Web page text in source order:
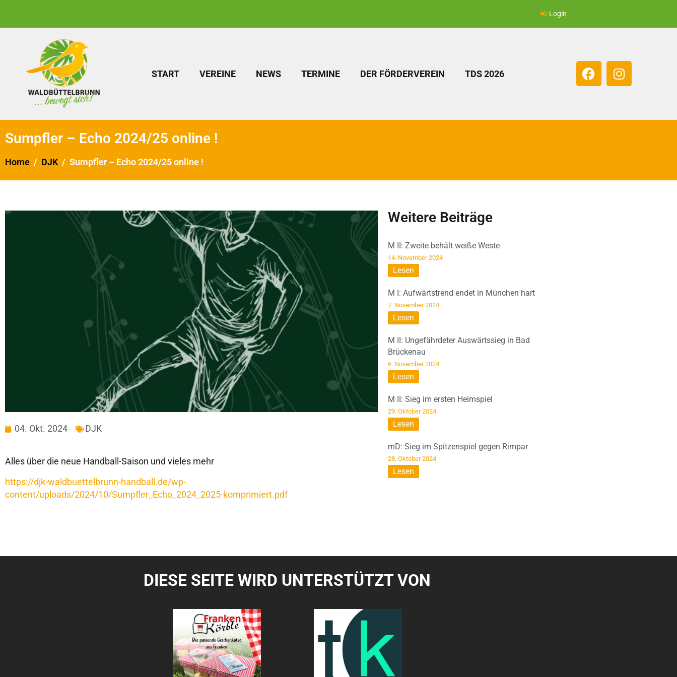
Login
START VEREINE NEWS TERMINE DER FÖRDERVEREIN TDS 2026
Sumpfler – Echo 2024/25 online !
Home DJK Sumpfler – Echo 2024/25 online !
04. Okt. 2024 DJK
Alles über die neue Handball-Saison und vieles mehr
https://djk-waldbuettelbrunn-handball.de/wp-
content/uploads/2024/10/Sumpfler_Echo_2024_2025-komprimiert.pdf
Weitere Beiträge
M II: Zweite behält weiße Weste
14. November 2024
Lesen
M I: Aufwärtstrend endet in München hart
7. November 2024
Lesen
M II: Ungefährdeter Auswärtssieg in Bad
Brückenau
6. November 2024
Lesen
M II: Sieg im ersten Heimspiel
29. Oktober 2024
Lesen
mD: Sieg im Spitzenspiel gegen Rimpar
28. Oktober 2024
Lesen
DIESE SEITE WIRD UNTERSTÜTZT VON